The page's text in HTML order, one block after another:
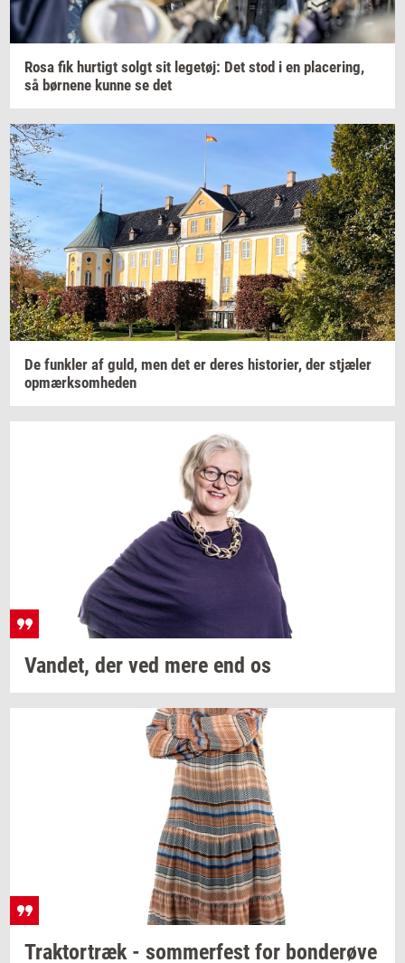
Rosa fik hur­tigt solgt sit le­ge­tøj: Det stod i en pla­ce­ring,
så bør­ne­ne kunne se det
De funk­ler af guld, men det er deres hi­sto­ri­er, der stjæ­ler
op­mærk­som­he­den
Van­det, der ved mere end os
Trak­tor­træk- som­mer­fest for bon­de­rø­ve